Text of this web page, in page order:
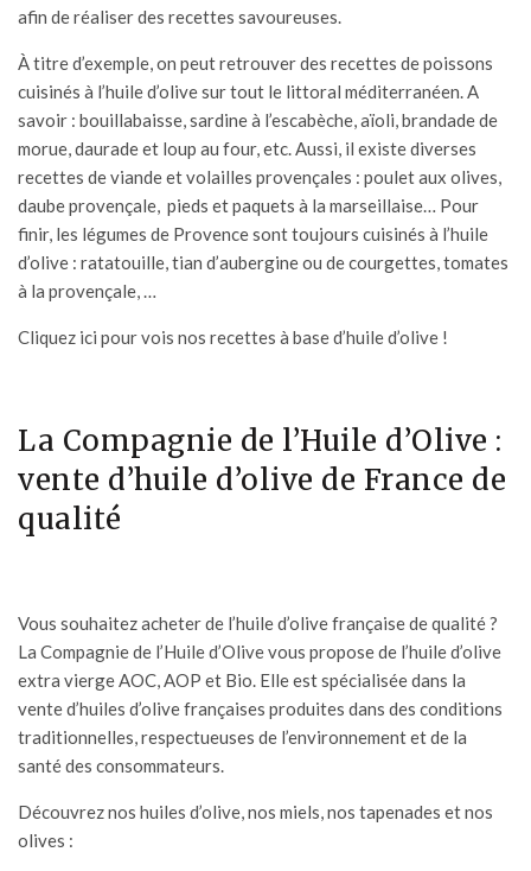
afin de réaliser des recettes savoureuses.
À titre d’exemple, on peut retrouver des recettes de poissons
cuisinés à l’huile d’olive sur tout le littoral méditerranéen. A
savoir : bouillabaisse, sardine à l’escabèche, aïoli, brandade de
morue, daurade et loup au four, etc. Aussi, il existe diverses
recettes de viande et volailles provençales : poulet aux olives,
daube provençale, pieds et paquets à la marseillaise… Pour
finir, les légumes de Provence sont toujours cuisinés à l’huile
d’olive : ratatouille, tian d’aubergine ou de courgettes, tomates
à la provençale, …
Cliquez ici pour vois nos recettes à base d’huile d’olive !
La Compagnie de l’Huile d’Olive :
vente d’huile d’olive de France de
qualité
Vous souhaitez acheter de l’huile d’olive française de qualité ?
La Compagnie de l’Huile d’Olivevous propose de l’huile d’olive
extra vierge AOC, AOP et Bio. Elle est spécialisée dans la
vente d’huiles d’olive françaises produites dans des conditions
traditionnelles, respectueuses de l’environnement et de la
santé des consommateurs.
Découvrez nos huiles d’olive,nos miels, nos tapenades et nos
olives :